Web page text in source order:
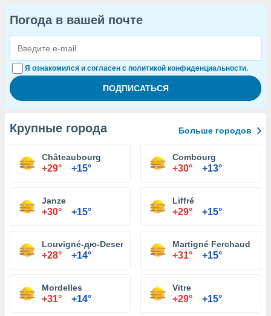
Погода в вашей почте
Я ознакомился и согласен с политикой конфиденциальности.
Крупные города Больше городов
Châteaubourg
+29° +15°
Combourg
+30° +13°
Janze
+30° +15°
Liffré
+29° +15°
Louvigné-дю-Desert
+28° +14°
Martigné Ferchaud
+31° +15°
Mordelles
+31° +14°
Vitre
+29° +15°